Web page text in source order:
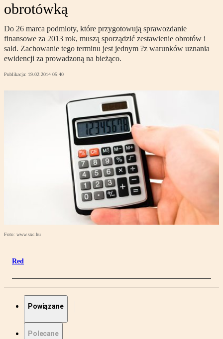
obrotówką
Do 26 marca podmioty, które przygotowują sprawozdanie
finansowe za 2013 rok, muszą sporządzić zestawienie obrotów i
sald. Zachowanie tego terminu jest jednym ?z warunków uznania
ewidencji za prowadzoną na bieżąco.
Publikacja: 19.02.2014 05:40
Foto: www.sxc.hu
Red
Powiązane
Polecane